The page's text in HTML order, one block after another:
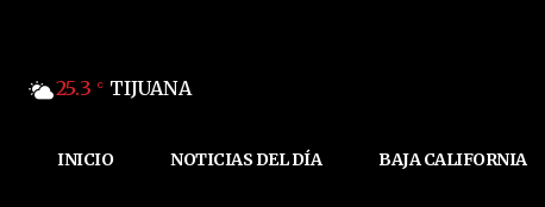
25.3 C TIJUANA
INICIO NOTICIAS DEL DÍA BAJA CALIFORNIA